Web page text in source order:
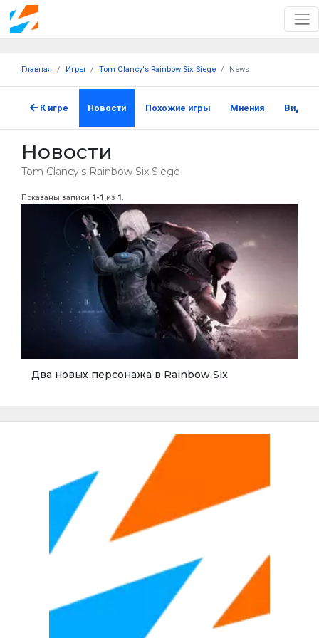
Главная Игры Tom Clancy's Rainbow Six Siege News
К игре Новости Похожие игры Мнения Видео
Новости
Tom Clancy's Rainbow Six Siege
Показаны записи 1-1 из 1.
Два новых персонажа в Rainbow Six